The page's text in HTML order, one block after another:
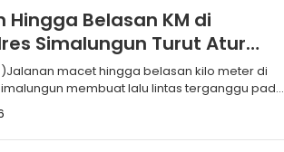
Belasan KM di
Simalungun Turut Atur
macet hingga belasan kilo meter di
membuat lalu lintas terganggu pada